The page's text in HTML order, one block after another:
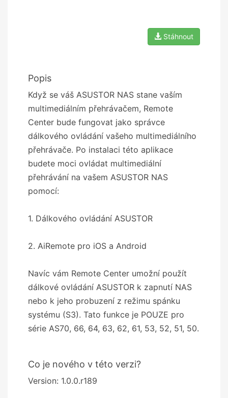
Stáhnout
Popis
Když se váš ASUSTOR NAS stane vaším
multimediálním přehrávačem, Remote
Center bude fungovat jako správce
dálkového ovládání vašeho multimediálního
přehrávače. Po instalaci této aplikace
budete moci ovládat multimediální
přehrávání na vašem ASUSTOR NAS
pomocí:
1. Dálkového ovládání ASUSTOR
2. AiRemote pro iOS a Android
Navíc vám Remote Center umožní použít
dálkové ovládání ASUSTOR k zapnutí NAS
nebo k jeho probuzení z režimu spánku
systému (S3). Tato funkce je POUZE pro
série AS70, 66, 64, 63, 62, 61, 53, 52, 51, 50.
Co je nového v této verzi?
Version: 1.0.0.r189